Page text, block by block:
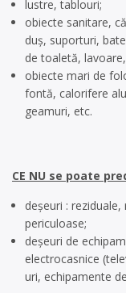
lustre, tablouri;
obiecte sanitare,
duș, suporturi,
de toaletă,
obiecte mari de
fontă, calorifere
geamuri, etc.
CE NU se poate
deșeuri :
periculoase;
deșeuri de
electrocasnice
uri, echipamente